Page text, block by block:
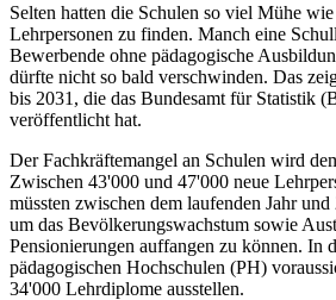
Selten hatten die Schulen so viel Mühe wie
Lehrpersonen zu finden. Manch eine
Bewerbende ohne pädagogische
dürfte nicht so bald verschwinden. Das
bis 2031, die das Bundesamt für Statistik
veröffentlicht hat.
Der Fachkräftemangel an Schulen wird
Zwischen 43'000 und 47'000 neue
müssten zwischen dem laufenden Jahr
um das Bevölkerungswachstum sowie
Pensionierungen auffangen zu können. In
pädagogischen Hochschulen (PH)
34'000 Lehrdiplome ausstellen.